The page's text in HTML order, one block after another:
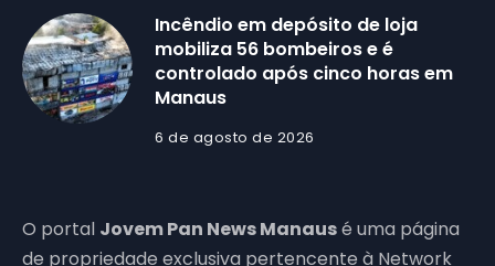
Incêndio em depósito de loja
mobiliza 56 bombeiros e é
controlado após cinco horas em
Manaus
6 de agosto de 2026
O portal Jovem Pan News Manausé uma página
de propriedade exclusiva pertencente à Network